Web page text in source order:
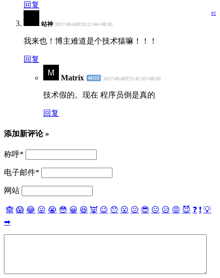
回复
站神 2017-08-08T20:12:44+08:00
#1
我来也！博主难道是个技术猿嘛！！！
回复
Matrix 2017-08-08T23:41:03+08:00
技术假的。现在 程序员倒是真的
回复
添加新评论 »
称呼*
电子邮件*
网站
🙈 😱 😂 😛 😭 😳 😀 😆 👿 😉 😯 😮 😕 😎 😐 😥 😡 😈 ❓ ❗ 💡
➡